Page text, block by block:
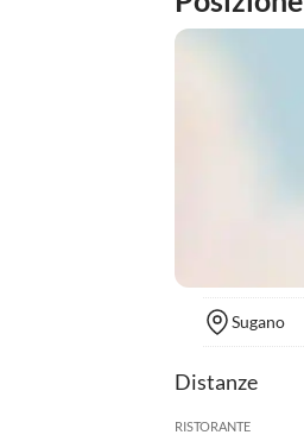
Sugano
Distanze
RISTORANTE